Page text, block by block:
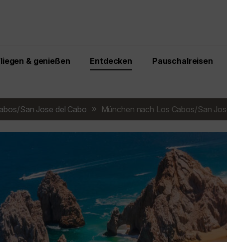
& genießen Entdecken Pauschalreisen
San Jose del Cabo München nach Los Cabos/San